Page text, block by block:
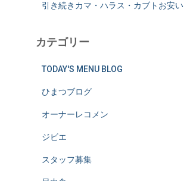
引き続きカマ・ハラス・カブトお安い
カテゴリー
TODAY'S MENU BLOG
ひまつブログ
オーナーレコメン
ジビエ
スタッフ募集